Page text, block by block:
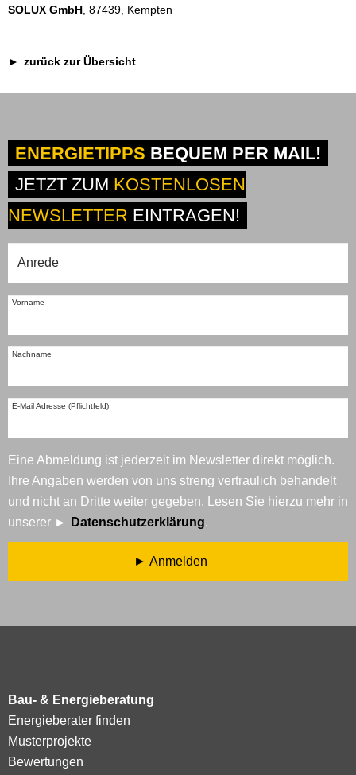
SOLUX GmbH , 87439, Kempten
zurück zur Übersicht
ENERGIETIPPS BEQUEM PER MAIL!
JETZT ZUM KOSTENLOSEN
NEWSLETTER EINTRAGEN!
Vorname
Nachname
E-Mail Adresse (Pflichtfeld)
Eine Abmeldung ist jederzeit im Newsletter direkt möglich.
Ihre Angaben werden von uns streng vertraulich behandelt
und nicht an Dritte weiter gegeben. Lesen Sie hierzu mehr in
unserer
Datenschutzerklärung.
Anmelden
Bau- & Energieberatung
Energieberater finden
Musterprojekte
Bewertungen